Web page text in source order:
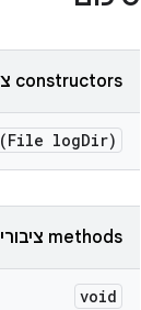
‫constructors ציבוריים
(File logDir)
‫methods ציבוריים
void